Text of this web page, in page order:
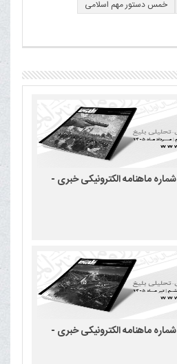
خمس دستور مهم اسلامی
ماهنامه الکترونیکی خبری -
ماهنامه الکترونیکی خبری -